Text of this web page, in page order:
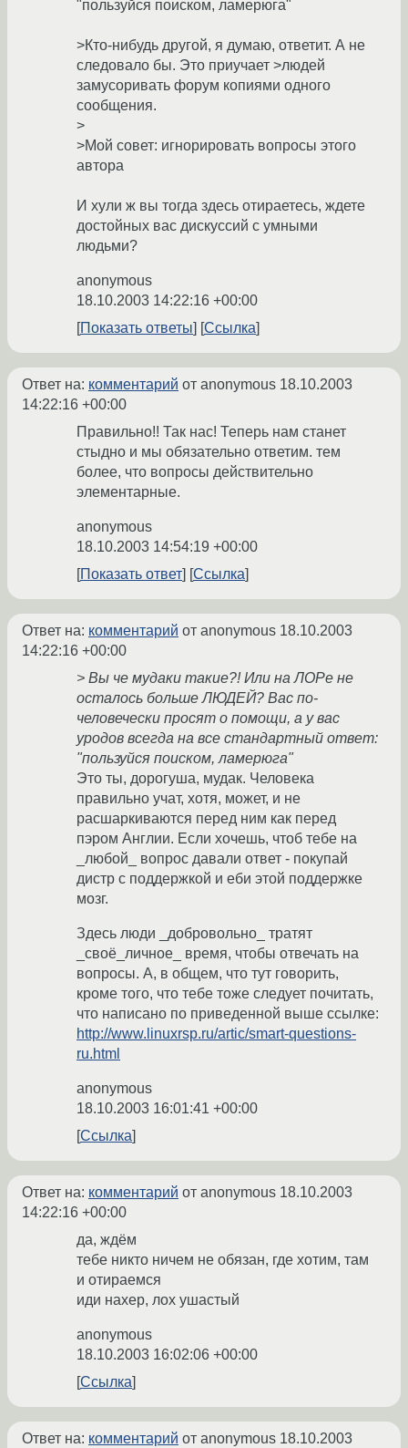
"пользуйся поиском, ламерюга"
>Кто-нибудь другой, я думаю, ответит. А не
следовало бы. Это приучает >людей
замусоривать форум копиями одного
сообщения.
>
>Мой совет: игнорировать вопросы этого
автора
И хули ж вы тогда здесь отираетесь, ждете
достойных вас дискуссий с умными
людьми?
anonymous
18.10.2003 14:22:16 +00:00
Показать ответы
Ссылка
Ответ на: комментарий от anonymous 18.10.2003
14:22:16 +00:00
Правильно!! Так нас! Теперь нам станет
стыдно и мы обязательно ответим. тем
более, что вопросы действительно
элементарные.
anonymous
18.10.2003 14:54:19 +00:00
Показать ответ
Ссылка
Ответ на: комментарий от anonymous 18.10.2003
14:22:16 +00:00
> Вы че мудаки такие?! Или на ЛОРе не
осталось больше ЛЮДЕЙ? Вас по-
человечески просят о помощи, а у вас
уродов всегда на все стандартный ответ:
"пользуйся поиском, ламерюга"
Это ты, дорогуша, мудак. Человека
правильно учат, хотя, может, и не
расшаркиваются перед ним как перед
пэром Англии. Если хочешь, чтоб тебе на
_любой_ вопрос давали ответ - покупай
дистр с поддержкой и еби этой поддержке
мозг.
Здесь люди _добровольно_ тратят
_своё_личное_ время, чтобы отвечать на
вопросы. А, в общем, что тут говорить,
кроме того, что тебе тоже следует почитать,
что написано по приведенной выше ссылке:
http://www.linuxrsp.ru/artic/smart-questions-
ru.html
anonymous
18.10.2003 16:01:41 +00:00
Ссылка
Ответ на: комментарий от anonymous 18.10.2003
14:22:16 +00:00
да, ждём
тебе никто ничем не обязан, где хотим, там
и отираемся
иди нахер, лох ушастый
anonymous
18.10.2003 16:02:06 +00:00
Ссылка
Ответ на: комментарий от anonymous 18.10.2003